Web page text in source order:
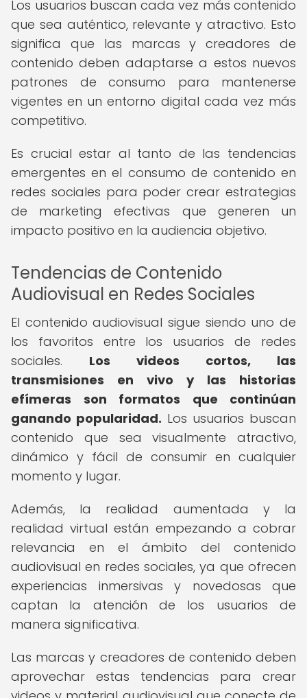
Los usuarios buscan cada vez más contenido
que sea auténtico, relevante y atractivo. Esto
significa que las marcas y creadores de
contenido deben adaptarse a estos nuevos
patrones de consumo para mantenerse
vigentes en un entorno digital cada vez más
competitivo.
Es crucial estar al tanto de las tendencias
emergentes en el consumo de contenido en
redes sociales para poder crear estrategias
de marketing efectivas que generen un
impacto positivo en la audiencia objetivo.
Tendencias de Contenido
Audiovisual en Redes Sociales
El contenido audiovisual sigue siendo uno de
los favoritos entre los usuarios de redes
sociales. Los videos cortos, las
transmisiones en vivo y las historias
efímeras son formatos que continúan
ganando popularidad. Los usuarios buscan
contenido que sea visualmente atractivo,
dinámico y fácil de consumir en cualquier
momento y lugar.
Además, la realidad aumentada y la
realidad virtual están empezando a cobrar
relevancia en el ámbito del contenido
audiovisual en redes sociales, ya que ofrecen
experiencias inmersivas y novedosas que
captan la atención de los usuarios de
manera significativa.
Las marcas y creadores de contenido deben
aprovechar estas tendencias para crear